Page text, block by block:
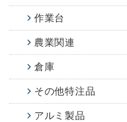
作業台
農業関連
倉庫
その他特注品
アルミ製品